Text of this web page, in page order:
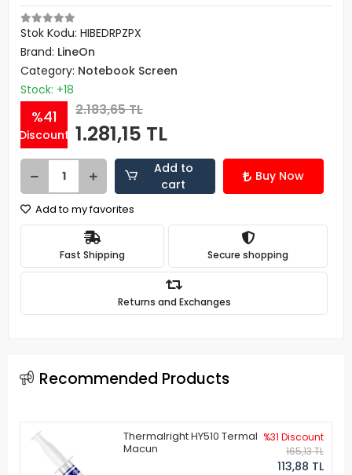
Stok Kodu: HIBEDRPZPX
Brand: LineOn
Category: Notebook Screen
Stock: +18
%41
Discount
2.183,65 TL
1.281,15 TL
Add to
cart
Buy Now
Add to my favorites
Fast Shipping Secure shopping
Returns and Exchanges
Recommended Products
Thermalright HY510 Termal
Macun
%31 Discount
165,13 TL
113,88 TL